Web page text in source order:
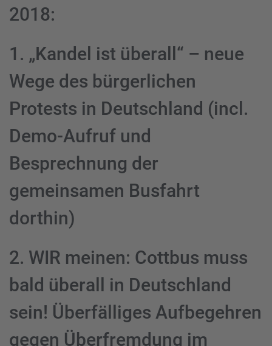
2018:
1. „Kandel ist überall“ – neue
Wege des bürgerlichen
Protests in Deutschland (incl.
Demo-Aufruf und
Besprechnung der
gemeinsamen Busfahrt
dorthin)
2. WIR meinen: Cottbus muss
bald überall in Deutschland
sein! Überfälliges Aufbegehren
gegen Überfremdung im